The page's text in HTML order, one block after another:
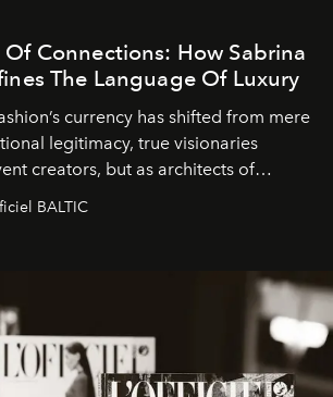
Connections: How Sabrina
The Language Of Luxury
currency has shifted from mere
legitimacy, true visionaries
creators, but as architects of
three decades of mastery in luxury,
creativity, commerce, and culture
precision.
BALTIC